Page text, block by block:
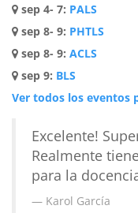
sep 4- 7: PALS
sep 8- 9: PHTLS
sep 8- 9: ACLS
sep 9: BLS
Ver todos los eventos
Excelente!
Realmente
para la
Karol García